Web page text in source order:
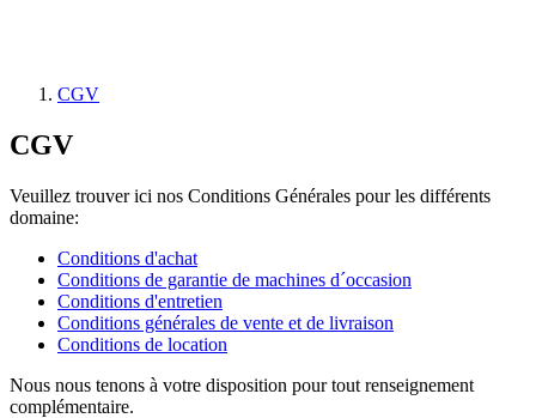
CGV
CGV
Veuillez trouver ici nos Conditions Générales pour les différents
domaine:
Conditions d'achat
Conditions de garantie de machines d´occasion
Conditions d'entretien
Conditions générales de vente et de livraison
Conditions de location
Nous nous tenons à votre disposition pour tout renseignement
complémentaire.